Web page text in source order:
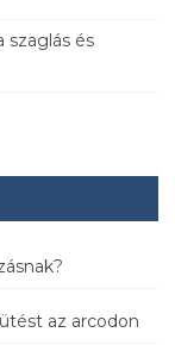
és
az arcodon